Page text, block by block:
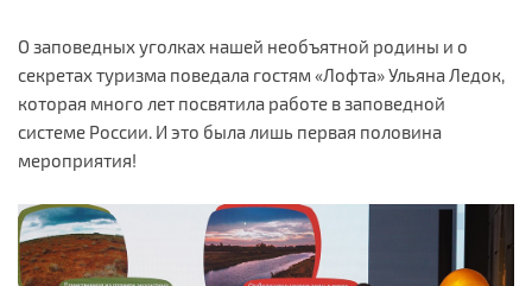
О заповедных уголках нашей необъятной родины и о
секретах туризма поведала гостям «Лофта» Ульяна Ледок,
которая много лет посвятила работе в заповедной
системе России. И это была лишь первая половина
мероприятия!